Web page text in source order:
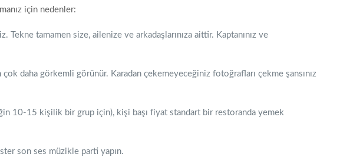
için nedenler:
tamamen size, ailenize ve arkadaşlarınıza aittir. Kaptanınız ve
daha görkemli görünür. Karadan çekemeyeceğiniz fotoğrafları çekme şansınız
10-15 kişilik bir grup için), kişi başı fiyat standart bir restoranda yemek
son ses müzikle parti yapın.